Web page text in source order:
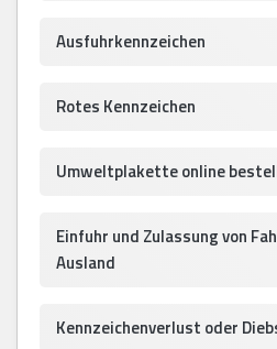
Ausfuhrkennzeichen
Rotes Kennzeichen
Umweltplakette online
Einfuhr und Zulassung von
Ausland
Kennzeichenverlust oder